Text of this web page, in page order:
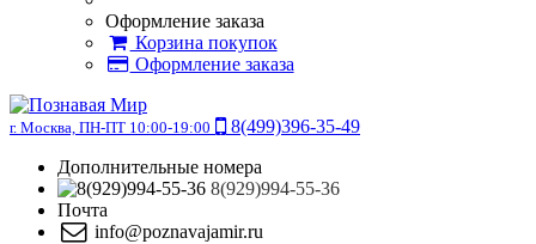
Оформление заказа
Корзина покупок
Оформление заказа
г. Москва, ПН-ПТ 10:00-19:00
8(499)396-35-49
Дополнительные номера
8(929)994-55-36
Почта
info@poznavajamir.ru